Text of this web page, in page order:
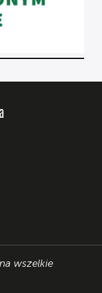
wszelkie